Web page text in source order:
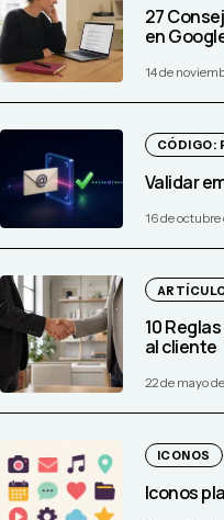
27
en
14 de
CÓDIGO:
Validar
16 de octubre
10
al cliente
22 de mayo
ICONOS
Iconos